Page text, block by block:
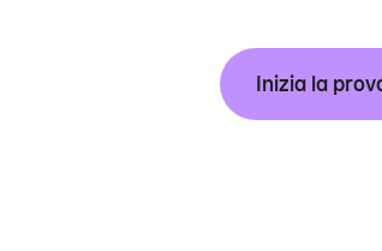
Inizia la